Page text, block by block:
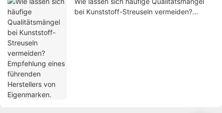
bei Kunststoff-Streuseln vermeiden?